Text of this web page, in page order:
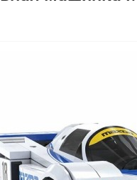
График